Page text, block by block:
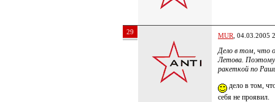
29 MUR , 04.03.2005
Дело в том, что
Летова. Поэтому
ракеткой по
дело в том,
себя не проявил.